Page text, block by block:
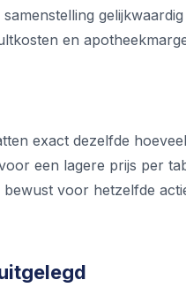
en
exact dezelfde
een lagere prijs per
voor hetzelfde